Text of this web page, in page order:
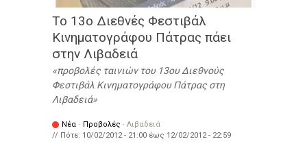
Το 13ο Διεθνές Φεστιβάλ
Κινηματογράφου Πάτρας πάει
στην Λιβαδειά
προβολές ταινιών του 13ου Διεθνούς
Φεστιβάλ Κινηματογράφου Πάτρας στη
Λιβαδειά
Νέα · Προβολές · Λιβαδειά
// Πότε: 10/02/2012 - 21:00 έως 12/02/2012 - 22:59